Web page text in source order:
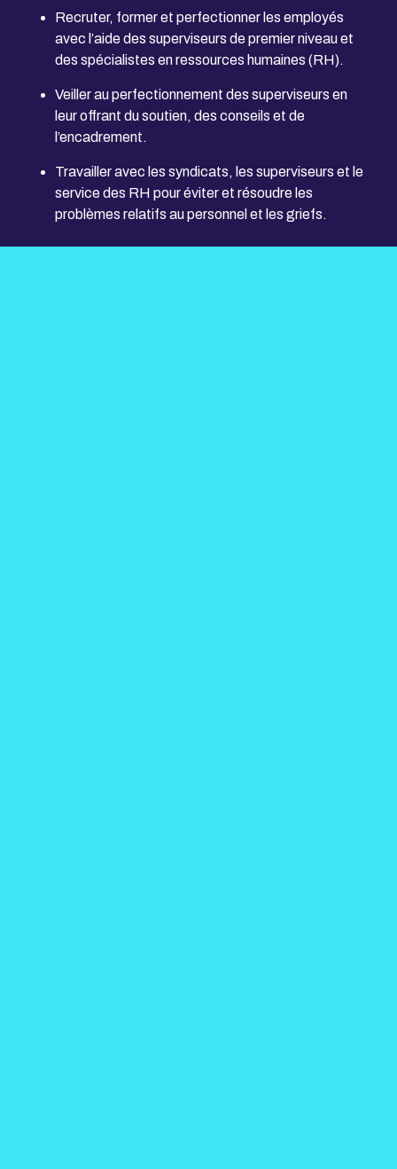
Recruter, former et perfectionner les employés
avec l’aide des superviseurs de premier niveau et
des spécialistes en ressources humaines (RH).
Veiller au perfectionnement des superviseurs en
leur offrant du soutien, des conseils et de
l’encadrement.
Travailler avec les syndicats, les superviseurs et le
service des RH pour éviter et résoudre les
problèmes relatifs au personnel et les griefs.